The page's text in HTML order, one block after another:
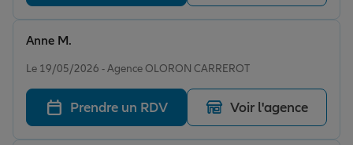
Le 19/05/2026 - Agence OLORON CARREROT
Anne M.
Prendre un RDV Voir l'agence